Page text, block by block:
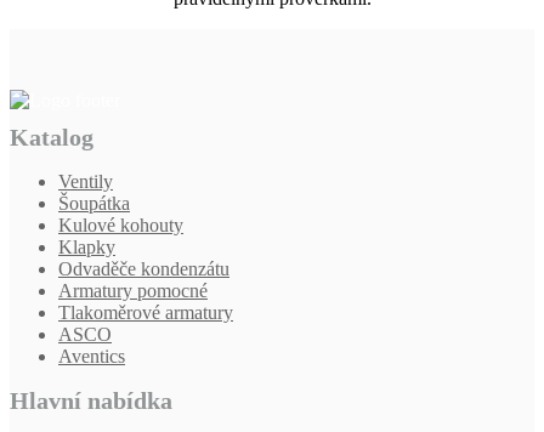
Katalog
Ventily
Šoupátka
Kulové kohouty
Klapky
Odvaděče kondenzátu
Armatury pomocné
Tlakoměrové armatury
ASCO
Aventics
Hlavní nabídka